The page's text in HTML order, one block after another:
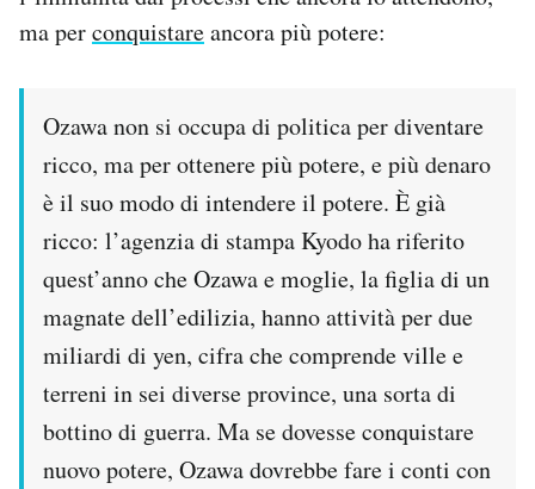
ma perconquistareancora più potere:
Ozawa non si occupa di politica per diventare
ricco, ma per ottenere più potere, e più denaro
è il suo modo di intendere il potere. È già
ricco: l’agenzia di stampa Kyodo ha riferito
quest’anno che Ozawa e moglie, la figlia di un
magnate dell’edilizia, hanno attività per due
miliardi di yen, cifra che comprende ville e
terreni in sei diverse province, una sorta di
bottino di guerra. Ma se dovesse conquistare
nuovo potere, Ozawa dovrebbe fare i conti con